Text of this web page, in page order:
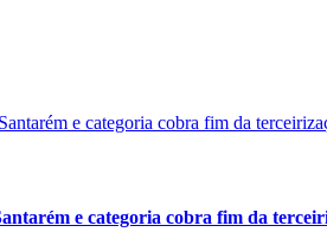
e categoria cobra fim da